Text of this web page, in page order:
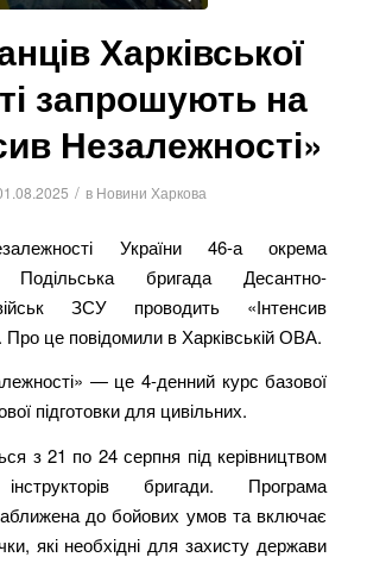
Харківської
запрошують на
Незалежності»
/ в Новини Харкова
України 46-а окрема
Подільська бригада Десантно-
ЗСУ проводить «Інтенсив
Про це повідомили в Харківській ОВА.
— це 4-денний курс базової
підготовки для цивільних.
з 21 по 24 серпня під керівництвом
бригади. Програма
до бойових умов та включає
які необхідні для захисту держави